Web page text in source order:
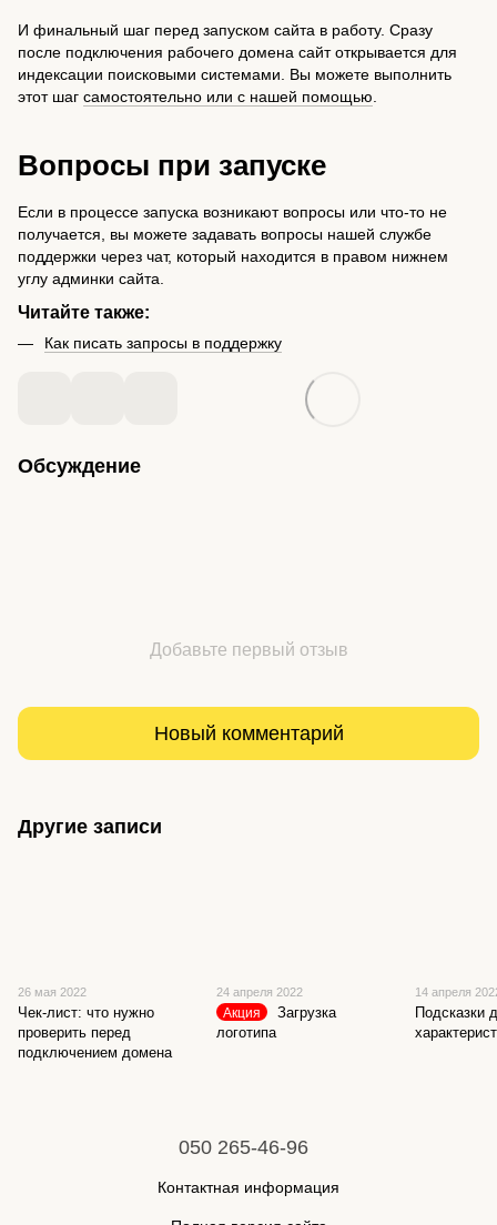
И финальный шаг перед запуском сайта в работу. Сразу
после подключения рабочего домена сайт открывается для
индексации поисковыми системами. Вы можете выполнить
этот шаг самостоятельно или с нашей помощью
Вопросы при запуске
Если в процессе запуска возникают вопросы или что-то не
получается, вы можете задавать вопросы нашей службе
поддержки через чат, который находится в правом нижнем
углу админки сайта.
Читайте также:
Как писать запросы в поддержку
Обсуждение
Добавьте первый отзыв
Новый комментарий
Другие записи
26 мая 2022
Чек-лист: что нужно
проверить перед
подключением домена
24 апреля 2022
Акция
Загрузка
логотипа
14 апреля
Подсказки
050 265-46-96
Контактная информация